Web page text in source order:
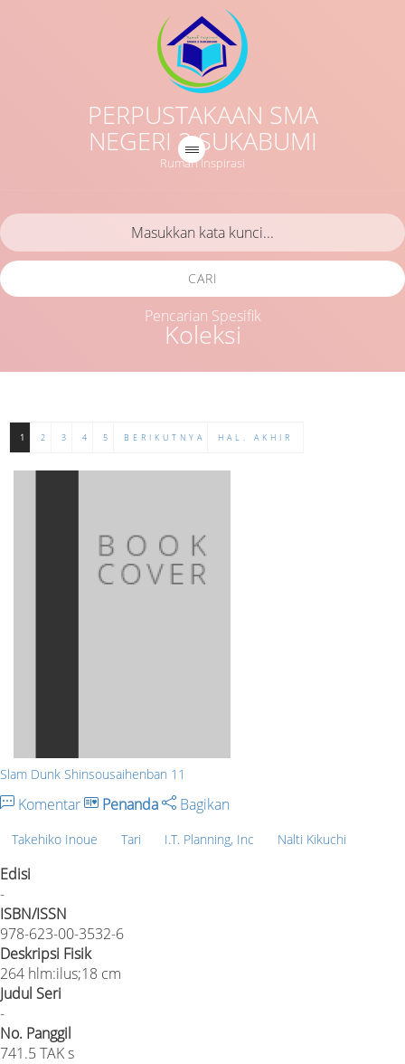
PERPUSTAKAAN SMA
NEGERI 2 SUKABUMI
Rumah Inspirasi
Koleksi
CARI
Pencarian Spesifik
1 2 3 4 5 BERIKUTNYA HAL. AKHIR
Slam Dunk Shinsousaihenban 11
Komentar Penanda Bagikan
Takehiko Inoue Tari I.T. Planning, Inc Nalti Kikuchi
Edisi
-
ISBN/ISSN
978-623-00-3532-6
Deskripsi Fisik
264 hlm:ilus;18 cm
Judul Seri
-
No. Panggil
741.5 TAK s